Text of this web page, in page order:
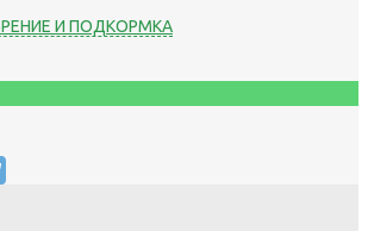
И ПОДКОРМКА